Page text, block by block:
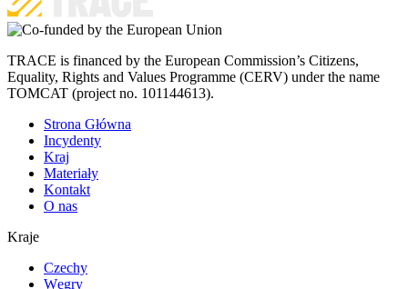
TRACE is financed by the European Commission’s Citizens,
Equality, Rights and Values Programme (CERV) under the name
TOMCAT (project no. 101144613).
Strona Główna
Incydenty
Kraj
Materiały
Kontakt
O nas
Kraje
Czechy
Węgry